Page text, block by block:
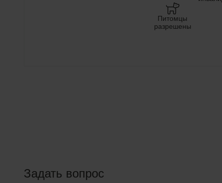
Питомцы
разрешены
Задать вопрос